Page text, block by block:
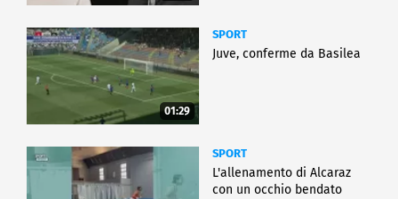
01:29
SPORT
Juve, conferme da Basilea
SPORT
L'allenamento di Alcaraz
con un occhio bendato